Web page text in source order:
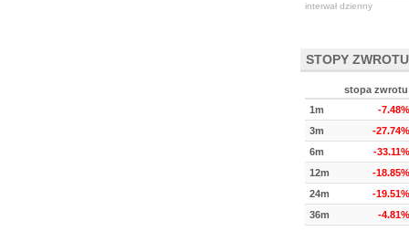
interwał dzienny
STOPY ZWROTU
stopa zwrotu
1m
-7.48%
3m
-27.74%
6m
-33.11%
12m
-18.85%
24m
-19.51%
36m
-4.81%